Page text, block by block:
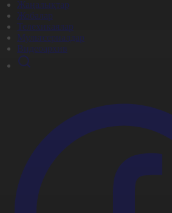
Жаңалықтар
Жобалар
Телехикаялар
Мультсериалдар
Видеоархив